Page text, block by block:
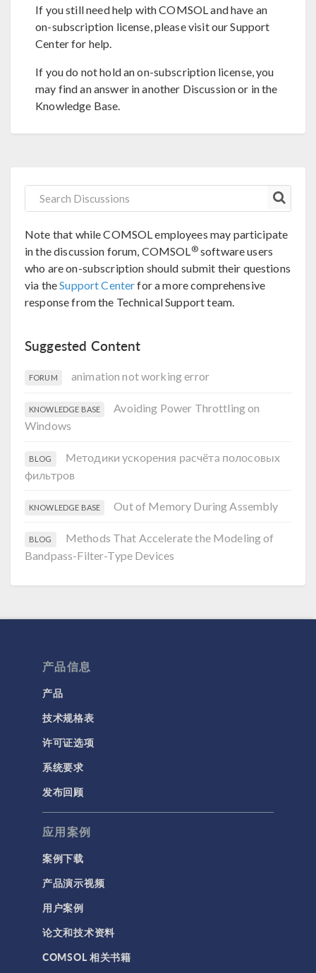
If you still need help with COMSOL and have an
on-subscription license, please visit our Support
Center for help.
If you do not hold an on-subscription license, you
may find an answer in another Discussion or in the
Knowledge Base.
Note that while COMSOL employees may participate
in the discussion forum, COMSOL®software users
who are on-subscription should submit their questions
via theSupport Centerfor a more comprehensive
response from the Technical Support team.
Suggested Content
FORUM animation not working error
KNOWLEDGE BASE
Avoiding Power Throttling on
Windows
BLOG
Методики ускорения расчёта полосовых
фильтров
KNOWLEDGE BASE Out of Memory During Assembly
BLOG
Methods That Accelerate the Modeling of
Bandpass-Filter-Type Devices
产品信息
产品
技术规格表
许可证选项
系统要求
发布回顾
应用案例
案例下载
产品演示视频
用户案例
论文和技术资料
COMSOL 相关书籍